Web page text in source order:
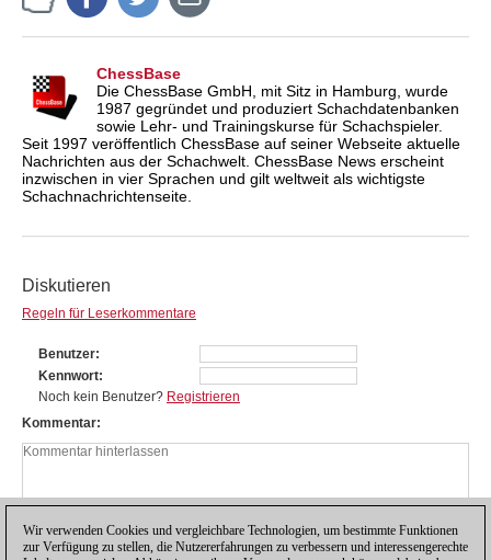
ChessBase
Die ChessBase GmbH, mit Sitz in Hamburg, wurde
1987 gegründet und produziert Schachdatenbanken
sowie Lehr- und Trainingskurse für Schachspieler.
Seit 1997 veröffentlich ChessBase auf seiner Webseite aktuelle
Nachrichten aus der Schachwelt. ChessBase News erscheint
inzwischen in vier Sprachen und gilt weltweit als wichtigste
Schachnachrichtenseite.
Diskutieren
Regeln für Leserkommentare
Benutzer
Kennwort
Noch kein Benutzer? Registrieren
Kommentar
Wir verwenden Cookies und vergleichbare Technologien, um bestimmte Funktionen
zur Verfügung zu stellen, die Nutzererfahrungen zu verbessern und interessengerechte